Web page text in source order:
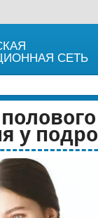
СЕТЬ
у